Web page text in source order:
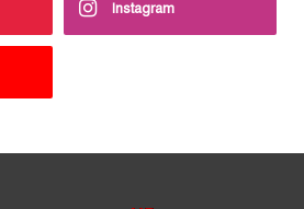
Instagram